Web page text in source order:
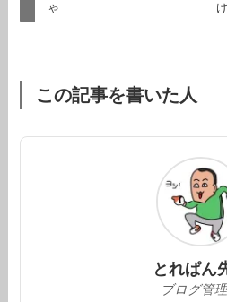
ゃ
この記事を書いた人
とれぱん
ブログ管